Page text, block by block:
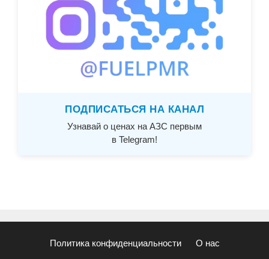
ПОДПИСАТЬСЯ НА КАНАЛ
Узнавай о ценах на АЗС первым
в Telegram!
Политика конфиденциальности О нас